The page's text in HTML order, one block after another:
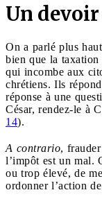
Un
On a parlé plus
bien que la taxation
qui incombe aux
chrétiens. Ils
réponse à une
César, rendez-le à
14).
A contrario,
l’impôt est un mal.
ou trop élevé, de
ordonner l’action